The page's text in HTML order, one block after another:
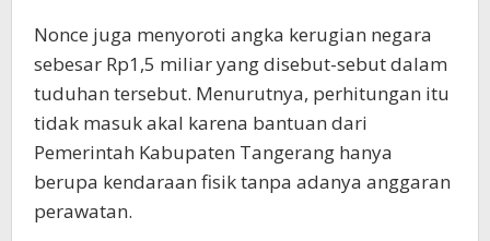
Nonce juga menyoroti angka kerugian negara
sebesar Rp1,5 miliar yang disebut-sebut dalam
tuduhan tersebut. Menurutnya, perhitungan itu
tidak masuk akal karena bantuan dari
Pemerintah Kabupaten Tangerang hanya
berupa kendaraan fisik tanpa adanya anggaran
perawatan.